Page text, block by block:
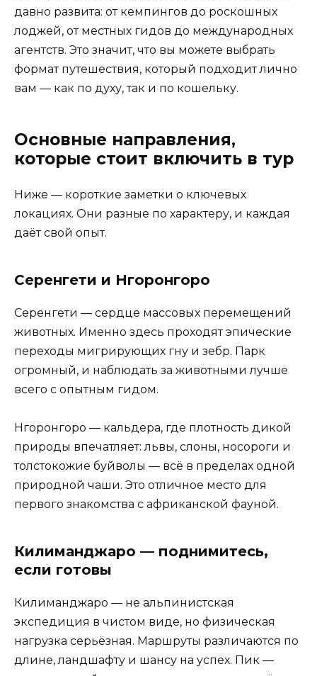
давно развита: от кемпингов до роскошных
лоджей, от местных гидов до международных
агентств. Это значит, что вы можете выбрать
формат путешествия, который подходит лично
вам — как по духу, так и по кошельку.
Основные направления,
которые стоит включить в тур
Ниже — короткие заметки о ключевых
локациях. Они разные по характеру, и каждая
даёт свой опыт.
Серенгети и Нгоронгоро
Серенгети — сердце массовых перемещений
животных. Именно здесь проходят эпические
переходы мигрирующих гну и зебр. Парк
огромный, и наблюдать за животными лучше
всего с опытным гидом.
Нгоронгоро — кальдера, где плотность дикой
природы впечатляет: львы, слоны, носороги и
толстокожие буйволы — всё в пределах одной
природной чаши. Это отличное место для
первого знакомства с африканской фауной.
Килиманджаро — поднимитесь,
если готовы
Килиманджаро — не альпинистская
экспедиция в чистом виде, но физическая
нагрузка серьёзная. Маршруты различаются по
длине, ландшафту и шансу на успех. Пик —